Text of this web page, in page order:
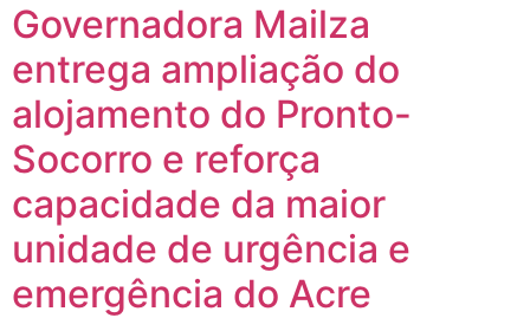
Governadora Mailza
entrega ampliação do
alojamento do Pronto-
Socorro e reforça
capacidade da maior
unidade de urgência e
emergência do Acre